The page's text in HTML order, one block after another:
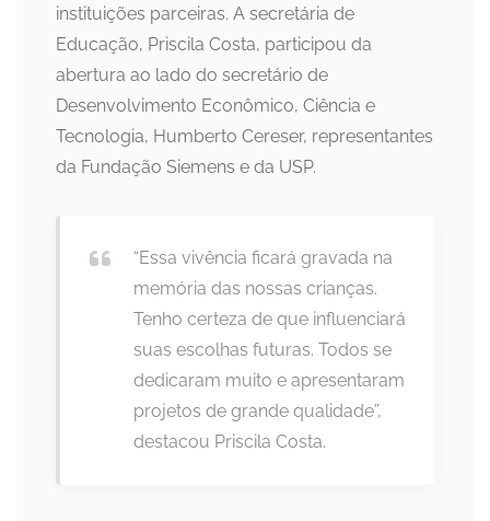
instituições parceiras. A secretária de
Educação, Priscila Costa, participou da
abertura ao lado do secretário de
Desenvolvimento Econômico, Ciência e
Tecnologia, Humberto Cereser, representantes
da Fundação Siemens e da USP.
“Essa vivência ficará gravada na
memória das nossas crianças.
Tenho certeza de que influenciará
suas escolhas futuras. Todos se
dedicaram muito e apresentaram
projetos de grande qualidade”,
destacou Priscila Costa.